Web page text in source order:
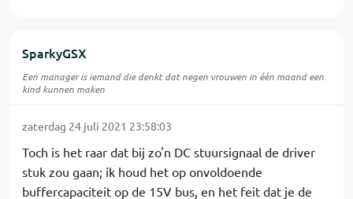
SparkyGSX
Een manager is iemand die denkt dat negen vrouwen in één maand een
kind kunnen maken
zaterdag 24 juli 2021 23:58:03
Toch is het raar dat bij zo'n DC stuursignaal de driver
stuk zou gaan; ik houd het op onvoldoende
buffercapaciteit op de 15V bus, en het feit dat je de